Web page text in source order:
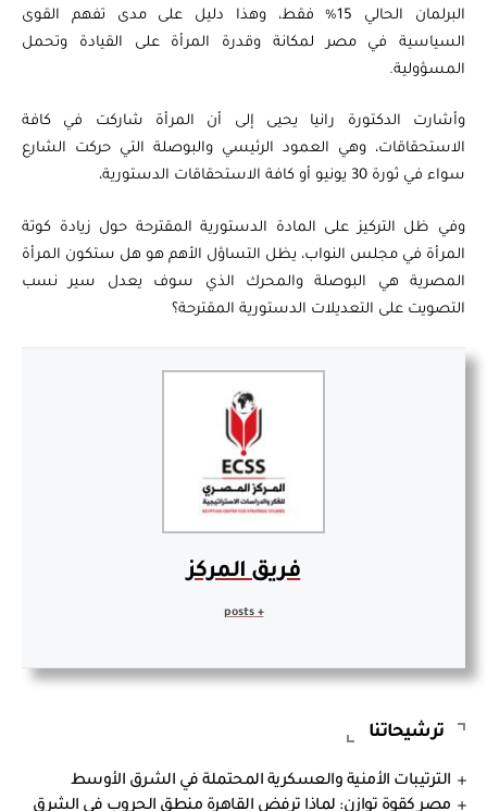
البرلمان الحالي 15% فقط، وهذا دليل على مدى تفهم القوى
السياسية في مصر لمكانة وقدرة المرأة على القيادة وتحمل
المسؤولية.
وأشارت الدكتورة رانيا يحيى إلى أن المرأة شاركت في كافة
الاستحقاقات، وهي العمود الرئيسي والبوصلة التي حركت الشارع
سواء في ثورة 30 يونيو أو كافة الاستحقاقات الدستورية،
وفي ظل التركيز على المادة الدستورية المقترحة حول زيادة كوتة
المرأة في مجلس النواب، يظل التساؤل الأهم هو هل ستكون المرأة
المصرية هي البوصلة والمحرك الذي سوف يعدل سير نسب
التصويت على التعديلات الدستورية المقترحة؟
فريق المركز
ترشيحاتنا
الترتيبات الأمنية والعسكرية المحتملة في الشرق الأوسط
مصر كقوة توازن: لماذا ترفض القاهرة منطق الحروب في الشرق